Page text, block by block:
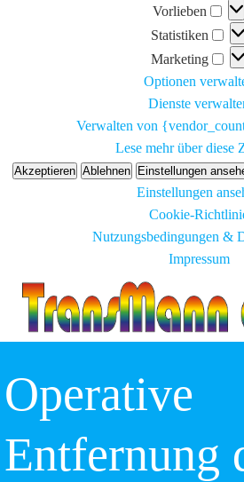
Vorlieben
Statistiken
Marketing
Optionen
Dienste
Verwalten von
Lese mehr über diese
Akzeptieren Ablehnen Einstellungen
Einstellungen
Cookie-
Nutzungsbedingungen &
Impressum
Inhalt
Operative
Entfernung